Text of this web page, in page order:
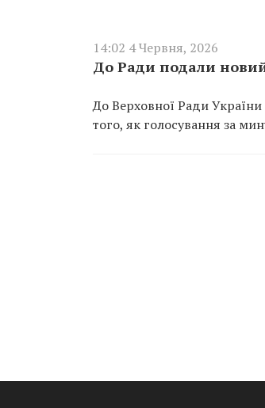
14:02 4 Червня, 2026
До Ради подали
До Верховної Ради
того, як голосування за